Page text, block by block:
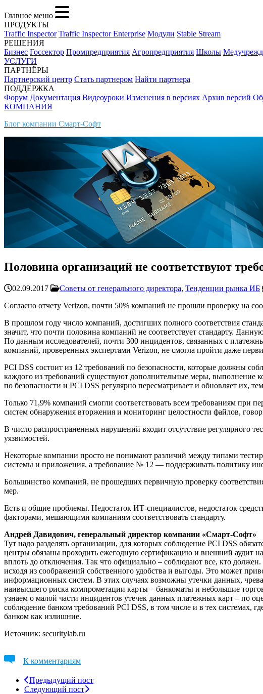
Главное меню
ПРОДУКТЫ
Traffic Inspector Traffic Inspector Enterprise Модули Stable Stream
РЕШЕНИЯ
Бизнес Госсектор Промпредприятия Агропредприятия Школы
УСЛУГИ
ПАРТНЁРЫ
Партнерский центр Стать партнером Найти партнера
ПОДДЕРЖКА
Форум Документация Видеоуроки Изменения в версиях Архив версий
КОМПАНИЯ
Блог компании Смарт-Софт
Половина организаций не соответствуют
02.09.2017 Советы от генерального директора, Тенденции рынка ИБ
Согласно отчету Verizon, почти 50% компаний не прошли проверку на
В прошлом году число компаний, достигших полного соответствия
значит, что почти половина компаний не соответствует стандарту.
По данным исследователей, почти 300 инцидентов, связанных с
компаний, проверенных экспертами Verizon, не смогла пройти даже
PCI DSS состоит из 12 требований по безопасности, которые должны
каждого из требований существуют дополнительные меры, выполнение
по безопасности и PCI DSS регулярно пересматривает и обновляет их,
Только 71,9% компаний смогли соответствовать всем требованиям при
систем обнаружения вторжения и мониторинг целостности файлов,
В число распространенных нарушений входит отсутствие регулярного
уязвимостей.
Некоторые компании просто не понимают различий между типами
системы и приложения, а требование № 12 — поддерживать политику
Большинство компаний, не прошедших первичную проверку
мер.
Есть и общие проблемы. Недостаток ИТ-специалистов, недостаток
факторами, мешающими компаниям соответствовать стандарту.
Андрей Давидович, генеральный директор компании «Смарт-Софт»
Тут надо разделять организации, для которых соблюдение PCI DSS
центры обязаны проходить ежегодную сертификацию и внешний аудит
вплоть до отключения. Так что официально – соблюдают все, кто
исходя из соображений собственного удобства и выгоды. Это может
информационных систем. В этих случаях возможны утечки данных,
наивысшего риска компрометации карты – банкоматы и небольшие
узнаем о малой части инцидентов утечек данных платежных карт – по
соблюдение банком требований PCI DSS, в том числе и в тех системах,
банком как излишние.
Источник: securitylab.ru
К комментариям
Предыдущий пост
Следующий пост